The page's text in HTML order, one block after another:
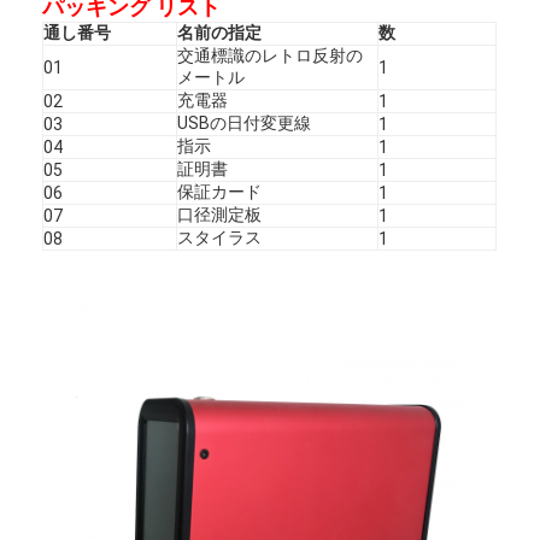
VRショー
パッキング リスト
通し番号 名前の指定
数
01
交通標識のレトロ反射の
メートル
1
02
充電器
1
03
USBの日付変更線
1
04
指示
1
05
証明書
1
06
保証カード
1
07
口径測定板
1
08
スタイラス 1